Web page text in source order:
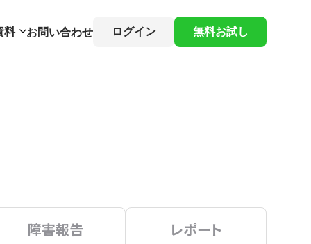
料 お問い合わせ ログイン 無料お試し
障害報告 レポート